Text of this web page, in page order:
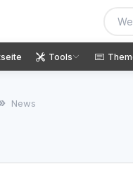
Tools
News